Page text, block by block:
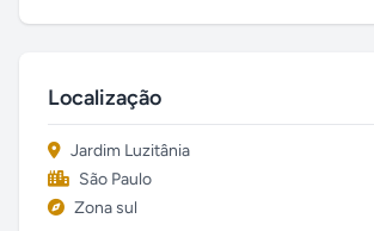
Localização
Jardim Luzitânia
São Paulo
Zona sul